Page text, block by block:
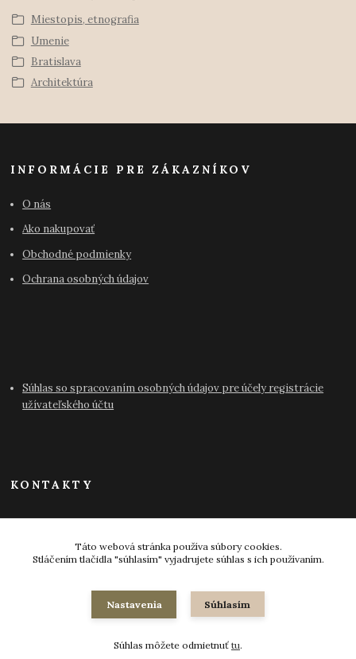
Miestopis, etnografia
Umenie
Bratislava
Architektúra
INFORMÁCIE PRE ZÁKAZNÍKOV
O nás
Ako nakupovať
Obchodné podmienky
Ochrana osobných údajov
Súhlas so spracovaním osobných údajov pre účely registrácie
užívateľského účtu
KONTAKTY
Vytvorené na
Eshop-rychlo.sk
Táto webová stránka používa súbory cookies.
Stláčením tlačidla "súhlasím" vyjadrujete súhlas s ich používaním.
Nastavenia Súhlasím
Súhlas môžete odmietnuť tu.